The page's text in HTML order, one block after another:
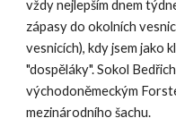
vždy nejlepším dnem
zápasy do okolních
vesnicích), kdy jsem jako
"dospěláky". Sokol
východoněmeckým
mezinárodního šachu.